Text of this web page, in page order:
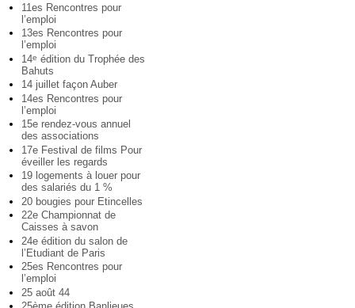
11es Rencontres pour
l’emploi
13es Rencontres pour
l’emploi
14e édition du Trophée des
Bahuts
14 juillet façon Auber
14es Rencontres pour
l’emploi
15e rendez-vous annuel
des associations
17e Festival de films Pour
éveiller les regards
19 logements à louer pour
des salariés du 1 %
20 bougies pour Etincelles
22e Championnat de
Caisses à savon
24e édition du salon de
l’Etudiant de Paris
25es Rencontres pour
l’emploi
25 août 44